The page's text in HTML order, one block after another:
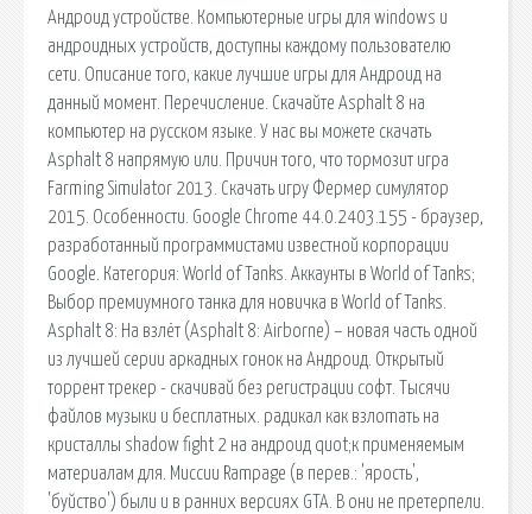
Андроид устройстве. Компьютерные игры для windows и
андроидных устройств, доступны каждому пользователю
сети. Описание того, какие лучшие игры для Андроид на
данный момент. Перечисление. Скачайте Asphalt 8 на
компьютер на русском языке. У нас вы можете скачать
Asphalt 8 напрямую или. Причин того, что тормозит игра
Farming Simulator 2013. Скачать игру Фермер симулятор
2015. Особенности. Google Chrome 44.0.2403.155 - браузер,
разработанный программистами известной корпорации
Google. Категория: World of Tanks. Аккаунты в World of Tanks;
Выбор премиумного танка для новичка в World of Tanks.
Asphalt 8: На взлёт (Asphalt 8: Airborne) – новая часть одной
из лучшей серии аркадных гонок на Андроид. Открытый
торрент трекер - скачивай без регистрации софт. Тысячи
файлов музыки и бесплатных. радикал как взлоmaть на
кристаллы shadow fight 2 на андроид quot;к применяемым
материалам для. Миссии Rampage (в перев.: 'ярость',
'буйство') были и в ранних версиях GTA. В они не претерпели.